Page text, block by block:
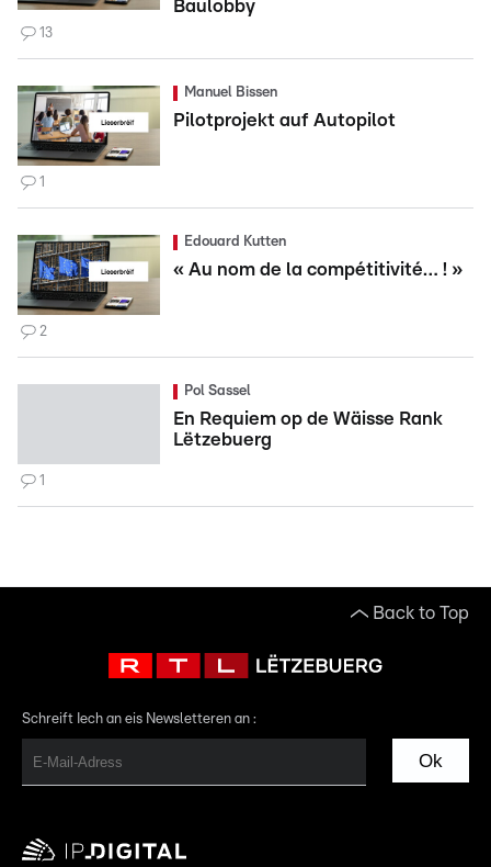
Baulobby
13
Manuel Bissen
Pilotprojekt auf Autopilot
1
Edouard Kutten
« Au nom de la compétitivité… ! »
2
Pol Sassel
En Requiem op de Wäisse Rank
Lëtzebuerg
1
Back to Top
Schreift Iech an eis Newsletteren an :
Ok